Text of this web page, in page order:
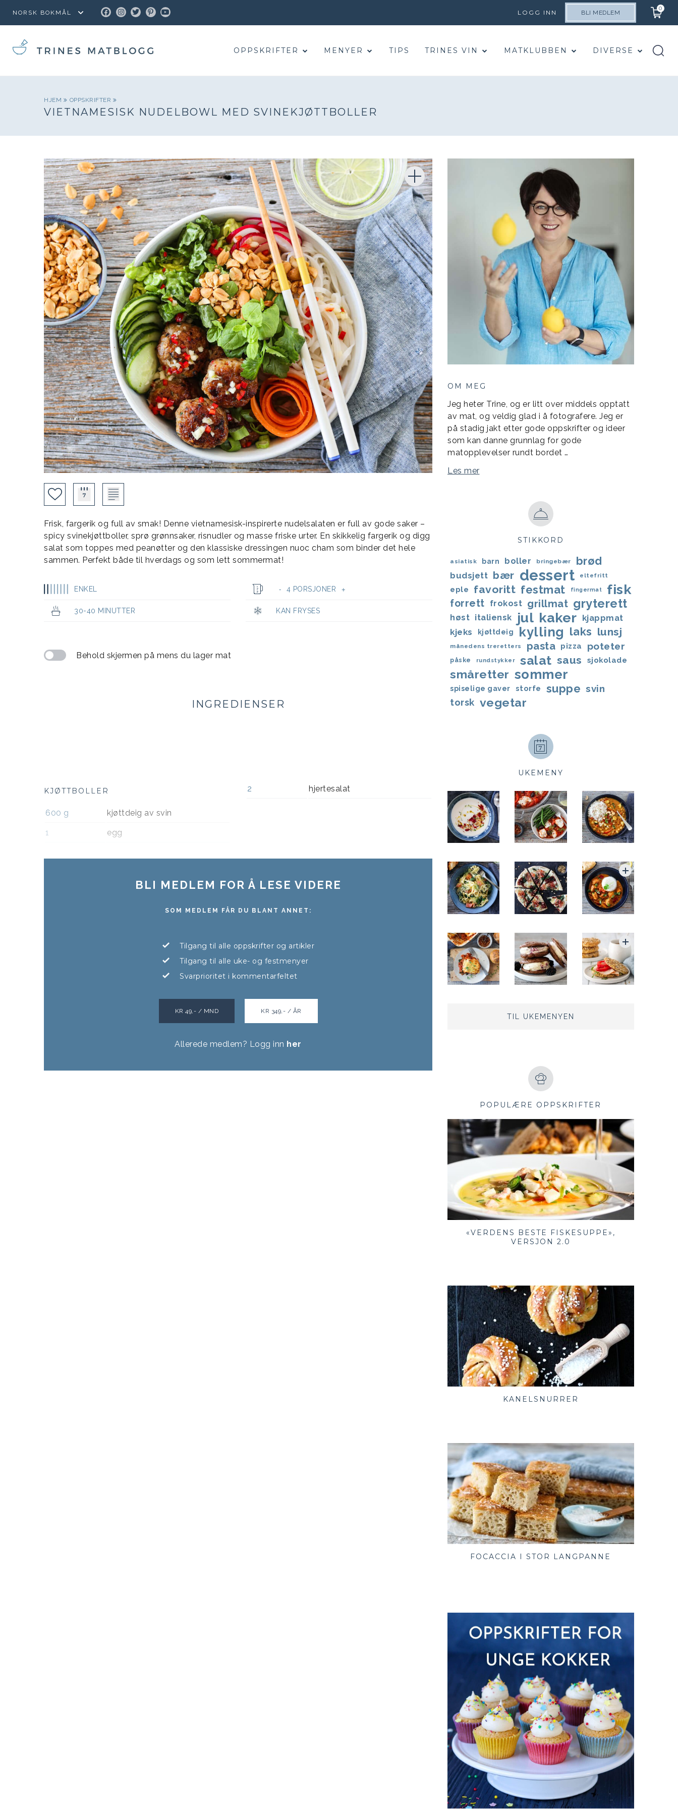
FACEBOOK
INSTAGRAM
TWITTER
PINTEREST
YOUTUBE LOGG INN BLI MEDLEM
0
OPPSKRIFTER MENYER TIPS TRINES VIN MATKLUBBEN DIVERSE
HJEM OPPSKRIFTER
VIETNAMESISK NUDELBOWL MED SVINEKJØTTBOLLER
Frisk, fargerik og full av smak! Denne vietnamesisk-inspirerte nudelsalaten er full av gode saker –
spicy svinekjøttboller, sprø grønnsaker, risnudler og masse friske urter. En skikkelig fargerik og digg
salat som toppes med peanøtter og den klassiske dressingen nuoc cham som binder det hele
sammen. Perfekt både til hverdags og som lett sommermat!
ENKEL - 4 PORSJONER +
30-40 MINUTTER KAN FRYSES
Behold skjermen på mens du lager mat
INGREDIENSER
KJØTTBOLLER
600 g kjøttdeig av svin
1 egg
2 hjertesalat
BLI MEDLEM FOR Å LESE VIDERE
SOM MEDLEM FÅR DU BLANT ANNET:
Tilgang til alle oppskrifter og artikler
Tilgang til alle uke- og festmenyer
Svarprioritet i kommentarfeltet
KR 49,- / MND KR 349,- / ÅR
Allerede medlem? Logg inn her
OM MEG
Jeg heter Trine, og er litt over middels opptatt
av mat, og veldig glad i å fotografere. Jeg er
på stadig jakt etter gode oppskrifter og ideer
som kan danne grunnlag for gode
matopplevelser rundt bordet …
Les mer
STIKKORD
asiatisk barn boller bringebær brød
budsjett bær dessert eltefritt
eple favoritt festmat fingermat fisk
forrett frokost grillmat gryterett
høst italiensk jul kaker kjappmat
kjeks
kjøttdeig kylling laks lunsj
månedens treretters pasta pizza poteter
påske rundstykker salat saus sjokolade
småretter sommer
spiselige gaver storfe suppe svin
torsk vegetar
UKEMENY
TIL UKEMENYEN
POPULÆRE OPPSKRIFTER
«VERDENS BESTE FISKESUPPE»,
VERSJON 2.0
KANELSNURRER
FOCACCIA I STOR LANGPANNE